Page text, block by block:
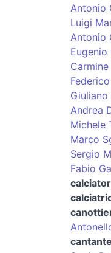
Antonio
Luigi
Antonio
Eugenio
Giuliano
Andrea
Michele
Marco
Sergio
Fabio
cantante